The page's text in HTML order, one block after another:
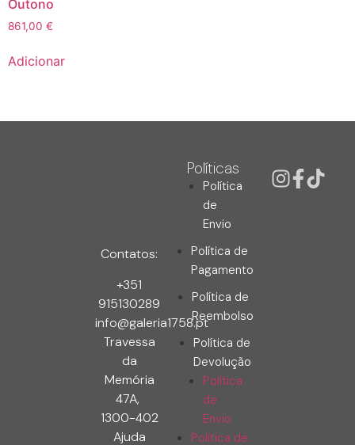
Outono
861,00 €
Adicionar
Contatos:
+351
915130289
info@galeria1758.pt
Travessa
da
Memória
47A,
1300-402
Ajuda
Políticas
Política
de
Envio
Política de
Pagamento
Política de
Reembolso
Política de
Devolução
Política
de
Envio
Política de